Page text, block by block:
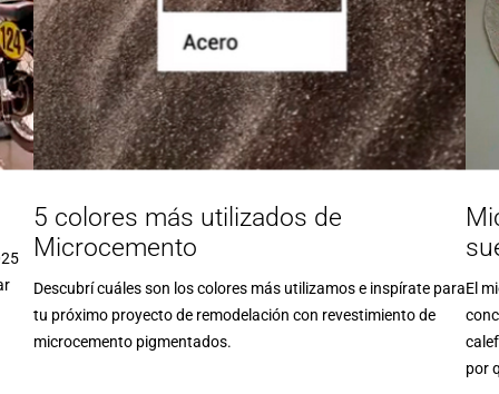
5 colores más utilizados de
Microcemento
Descubrí cuáles son los colores más utilizamos e inspírate para
tu próximo proyecto de remodelación con revestimiento de
microcemento pigmentados.
El
por